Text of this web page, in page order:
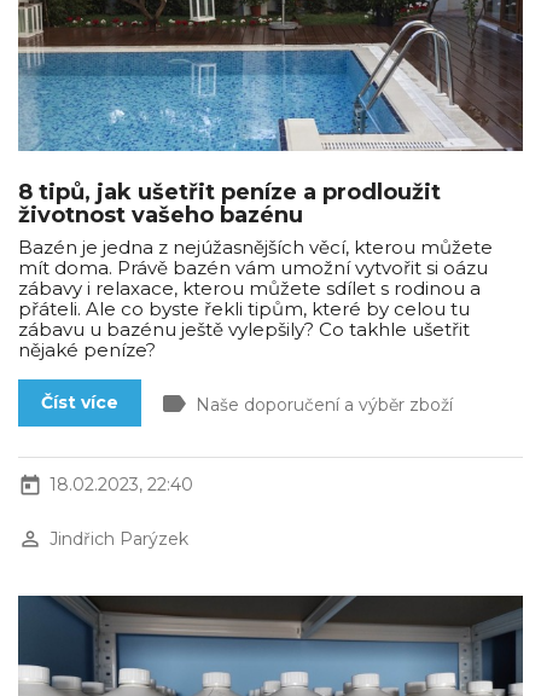
8 tipů, jak ušetřit peníze a prodloužit
životnost vašeho bazénu
Bazén je jedna z nejúžasnějších věcí, kterou můžete
mít doma. Právě bazén vám umožní vytvořit si oázu
zábavy i relaxace, kterou můžete sdílet s rodinou a
přáteli. Ale co byste řekli tipům, které by celou tu
zábavu u bazénu ještě vylepšily? Co takhle ušetřit
nějaké peníze?
Číst více label Naše doporučení a výběr zboží
today 18.02.2023, 22:40
perm_identity Jindřich Parýzek